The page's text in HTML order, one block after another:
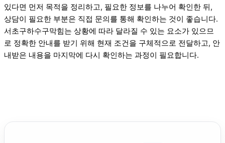
있다면 먼저 목적을 정리하고, 필요한 정보를 나누어 확인한 뒤,
상담이 필요한 부분은 직접 문의를 통해 확인하는 것이 좋습니다.
서초구하수구막힘는 상황에 따라 달라질 수 있는 요소가 있으므
로 정확한 안내를 받기 위해 현재 조건을 구체적으로 전달하고, 안
내받은 내용을 마지막에 다시 확인하는 과정이 필요합니다.